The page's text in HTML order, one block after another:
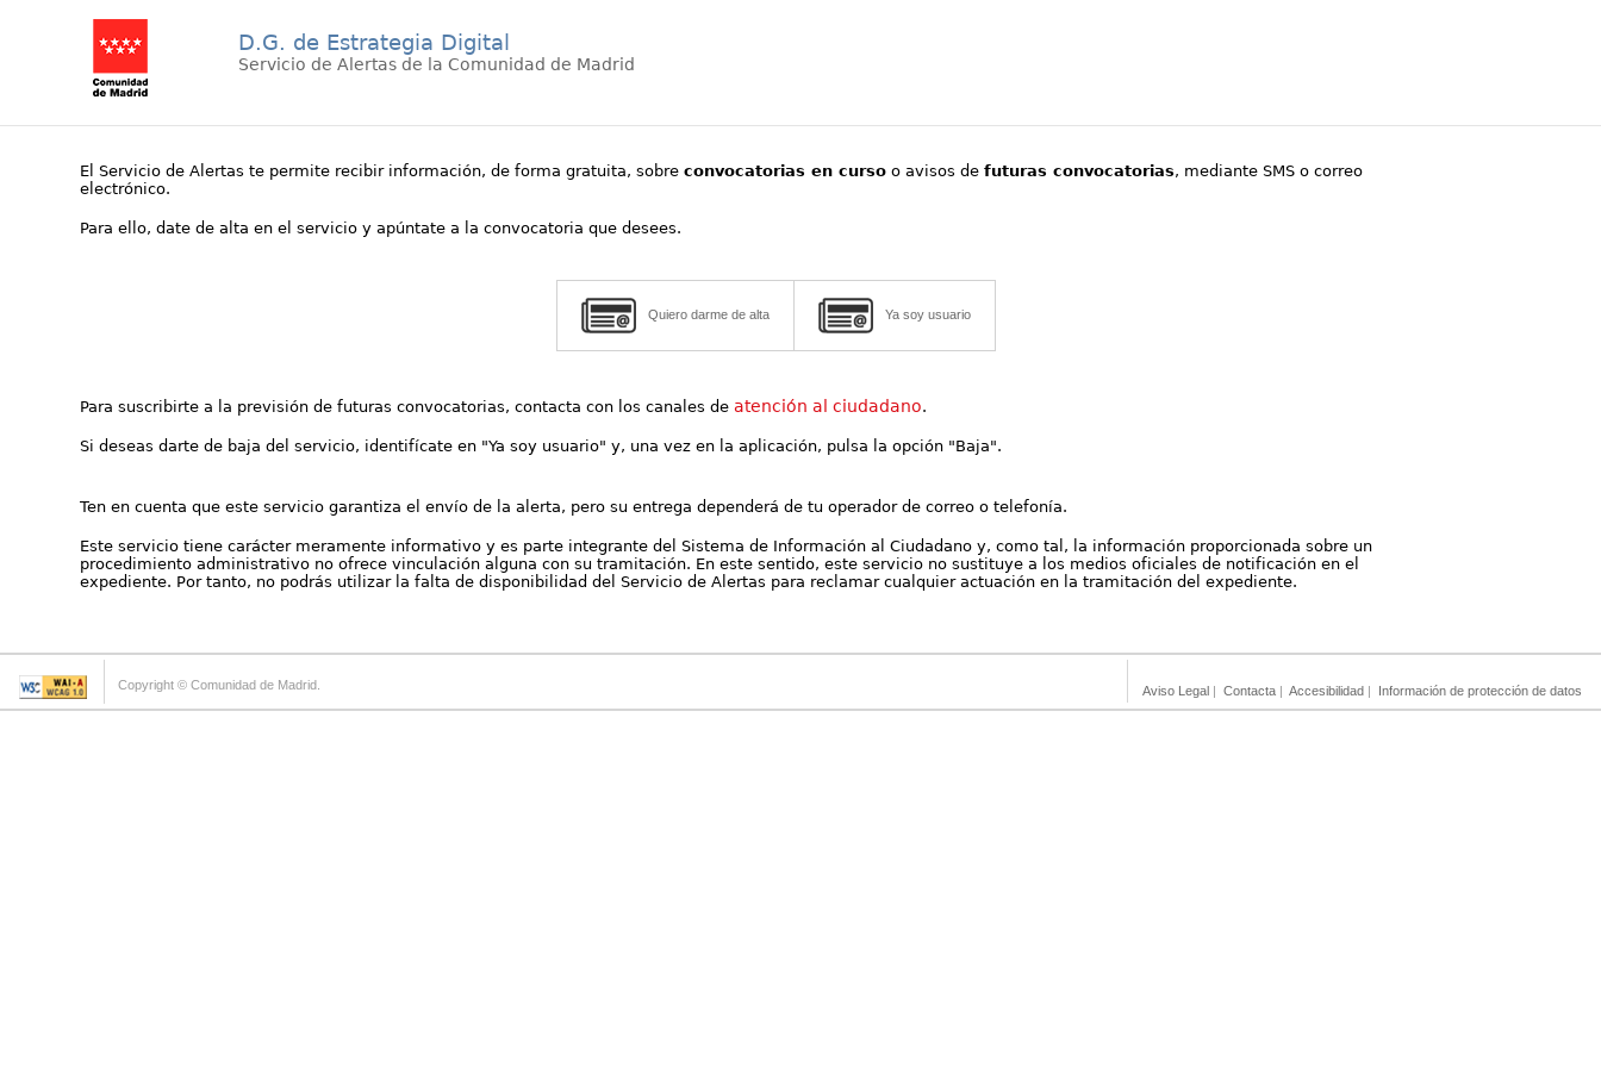
D.G. de Estrategia Digital
Servicio de Alertas de la Comunidad de Madrid
El Servicio de Alertas te permite recibir información, de forma gratuita, sobreconvocatorias en curso o avisos defuturas convocatorias, mediante SMS o correo
electrónico.
Para ello, date de alta en el servicio y apúntate a la convocatoria que desees.
Quiero darme de alta Ya soy usuario
Para suscribirte a la previsión de futuras convocatorias, contacta con los canales deatención al ciudadano.
Si deseas darte de baja del servicio, identifícate en "Ya soy usuario" y, una vez en la aplicación, pulsa la opción "Baja".
Ten en cuenta que este servicio garantiza el envío de la alerta, pero su entrega dependerá de tu operador de correo o telefonía.
Este servicio tiene carácter meramente informativo y es parte integrante del Sistema de Información al Ciudadano y, como tal, la información proporcionada sobre un
procedimiento administrativo no ofrece vinculación alguna con su tramitación. En este sentido, este servicio no sustituye a los medios oficiales de notificación en el
expediente. Por tanto, no podrás utilizar la falta de disponibilidad del Servicio de Alertas para reclamar cualquier actuación en la tramitación del expediente.
Copyright © Comunidad de Madrid. Aviso Legal | Contacta | Accesibilidad | Información de protección de datos